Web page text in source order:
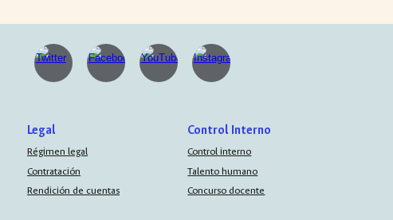
Legal
Régimen legal
Contratación
Rendición de cuentas
Control Interno
Control interno
Talento humano
Concurso docente